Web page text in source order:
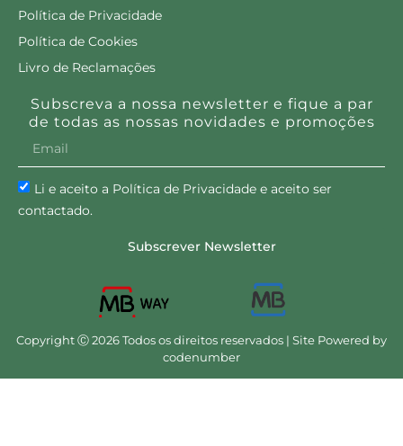
Política de Privacidade
Política de Cookies
Livro de Reclamações
Subscreva a nossa newsletter e fique a par
de todas as nossas novidades e promoções
Li e aceito a Política de Privacidade e aceito ser
contactado.
Subscrever Newsletter
Copyright Ⓒ 2026 Todos os direitos reservados | Site Powered by
codenumber